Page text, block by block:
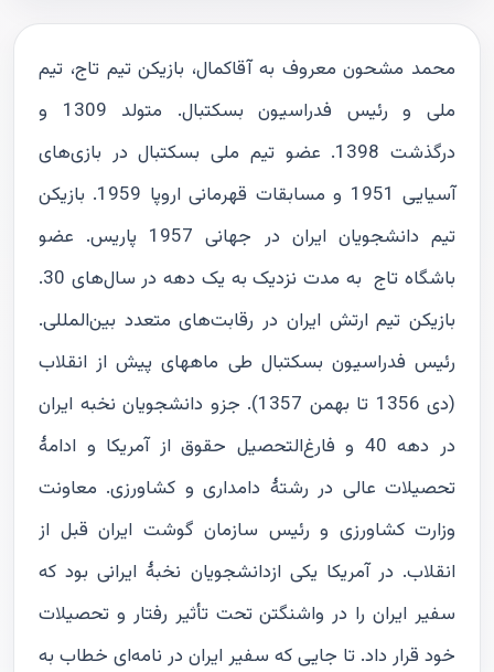
محمد مشحون معروف به آقاکمال، بازیکن تیم تاج، تیم
ملی و رئیس فدراسیون بسکتبال. متولد 1309 و
درگذشت 1398. عضو تیم ملی بسکتبال در بازی‌های
آسیایی 1951 و مسابقات قهرمانی اروپا 1959. بازیکن
تیم دانشجویان ایران در جهانی 1957 پاریس. عضو
باشگاه تاج به مدت نزدیک به یک دهه در سال‌های 30.
بازیکن تیم ارتش ایران در رقابت‌های متعدد بین‌المللی.
رئیس فدراسیون بسکتبال طی ماههای پیش از انقلاب
(دی 1356 تا بهمن 1357). جزو دانشجویان نخبه ایران
در دهه 40 و فارغ‌التحصیل حقوق از آمریکا و ادامۀ
تحصیلات عالی در رشتۀ دامداری و کشاورزی. معاونت
وزارت کشاورزی و رئیس سازمان گوشت ایران قبل از
انقلاب. در آمریکا یکی ازدانشجویان نخبۀ ایرانی بود که
سفیر ایران را در واشنگتن تحت تأثیر رفتار و تحصیلات
خود قرار داد. تا جایی که سفیر ایران در نامه‌ای خطاب به